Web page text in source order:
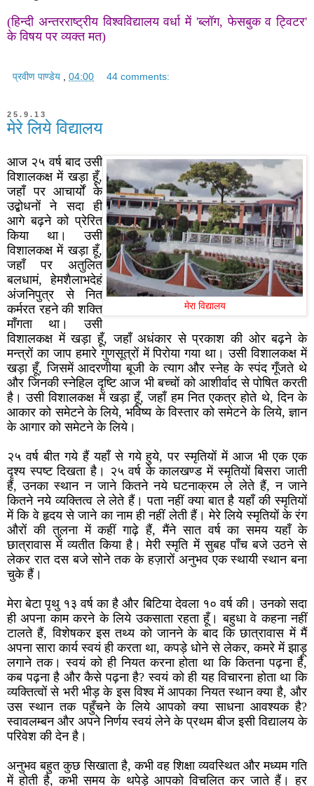
(हिन्दी अन्तरराष्ट्रीय विश्वविद्यालय वर्धा में 'ब्लॉग, फेसबुक व ट्विटर'
के विषय पर व्यक्त मत)
प्रवीण पाण्डेय 04:00 44 comments:
25.9.13
मेरे लिये विद्यालय
मेरा विद्यालय
आज २५ वर्ष बाद उसी
विशालकक्ष में खड़ा हूँ,
जहाँ पर आचार्यों के
उद्बोधनों ने सदा ही
आगे बढ़ने को प्रेरित
किया था। उसी
विशालकक्ष में खड़ा हूँ,
जहाँ पर अतुलित
बलधामं, हेमशैलाभदेहं
अंजनिपुत्र से नित
कर्मरत रहने की शक्ति
माँगता था। उसी
विशालकक्ष में खड़ा हूँ, जहाँ अधंकार से प्रकाश की ओर बढ़ने के
मन्त्रों का जाप हमारे गुणसूत्रों में पिरोया गया था। उसी विशालकक्ष में
खड़ा हूँ, जिसमें आदरणीया बूजी के त्याग और स्नेह के स्पंद गूँजते थे
और जिनकी स्नेहिल दृष्टि आज भी बच्चों को आशीर्वाद से पोषित करती
है। उसी विशालकक्ष में खड़ा हूँ, जहाँ हम नित एकत्र होते थे, दिन के
आकार को समेटने के लिये, भविष्य के विस्तार को समेटने के लिये, ज्ञान
के आगार को समेटने के लिये।
२५ वर्ष बीत गये हैं यहाँ से गये हुये, पर स्मृतियों में आज भी एक एक
दृश्य स्पष्ट दिखता है। २५ वर्ष के कालखण्ड में स्मृतियों बिसरा जाती
हैं, उनका स्थान न जाने कितने नये घटनाक्रम ले लेते हैं, न जाने
कितने नये व्यक्तित्व ले लेते हैं। पता नहीं क्या बात है यहाँ की स्मृतियों
में कि वे हृदय से जाने का नाम ही नहीं लेती हैं। मेरे लिये स्मृतियों के रंग
औरों की तुलना में कहीं गाढ़े हैं, मैंने सात वर्ष का समय यहाँ के
छात्रावास में व्यतीत किया है। मेरी स्मृति में सुबह पाँच बजे उठने से
लेकर रात दस बजे सोने तक के हज़ारों अनुभव एक स्थायी स्थान बना
चुके हैं।
मेरा बेटा पृथु १३ वर्ष का है और बिटिया देवला १० वर्ष की। उनको सदा
ही अपना काम करने के लिये उकसाता रहता हूँ। बहुधा वे कहना नहीं
टालते हैं, विशेषकर इस तथ्य को जानने के बाद कि छात्रावास में मैं
अपना सारा कार्य स्वयं ही करता था, कपड़े धोने से लेकर, कमरे में झाड़ू
लगाने तक। स्वयं को ही नियत करना होता था कि कितना पढ़ना है,
कब पढ़ना है और कैसे पढ़ना है? स्वयं को ही यह विचारना होता था कि
व्यक्तित्वों से भरी भीड़ के इस विश्व में आपका नियत स्थान क्या है, और
उस स्थान तक पहुँचने के लिये आपको क्या साधना आवश्यक है?
स्वावलम्बन और अपने निर्णय स्वयं लेने के प्रथम बीज इसी विद्यालय के
परिवेश की देन है।
अनुभव बहुत कुछ सिखाता है, कभी वह शिक्षा व्यवस्थित और मध्यम गति
में होती है, कभी समय के थपेड़े आपको विचलित कर जाते हैं। हर